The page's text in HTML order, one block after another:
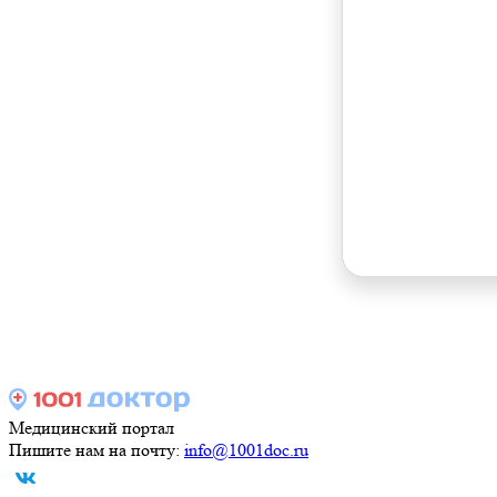
Медицинский портал
Пишите нам на почту: info@1001doc.ru